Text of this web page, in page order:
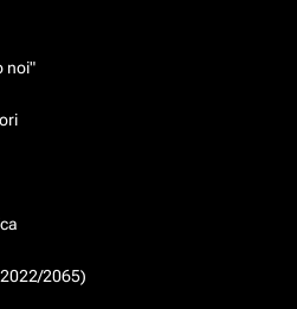
noi"
2022/2065)